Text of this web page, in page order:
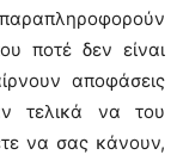
ποτέ δεν είναι
αποφάσεις
τελικά να του
να σας κάνουν,